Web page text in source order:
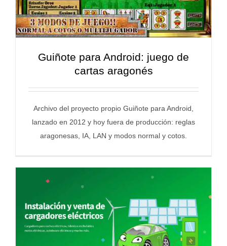
Guiñote para Android: juego de
cartas aragonés
Archivo del proyecto propio Guiñote para Android,
lanzado en 2012 y hoy fuera de producción: reglas
aragonesas, IA, LAN y modos normal y cotos.